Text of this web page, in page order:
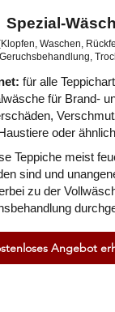
Spezial-
Waschen,
Geruchsbehandlung,
für alle
für Brand-
oder
Teppiche meist
sind und
zu der